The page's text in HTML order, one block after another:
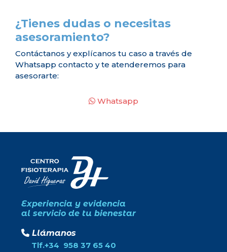
¿Tienes dudas o necesitas
asesoramiento?
Contáctanos y explícanos tu caso a través de
Whatsapp contacto y te atenderemos para
asesorarte:
Whatsapp
Experiencia y evidencia
al servicio de tu bienestar
Llámanos
Tlf.+34 958 37 65 40